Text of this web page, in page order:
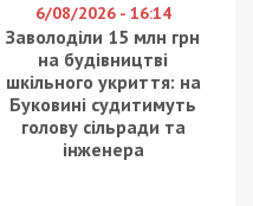
6/08/2026 - 16:14
Заволоділи 15 млн грн
на будівництві
шкільного укриття: на
Буковині судитимуть
голову сільради та
інженера